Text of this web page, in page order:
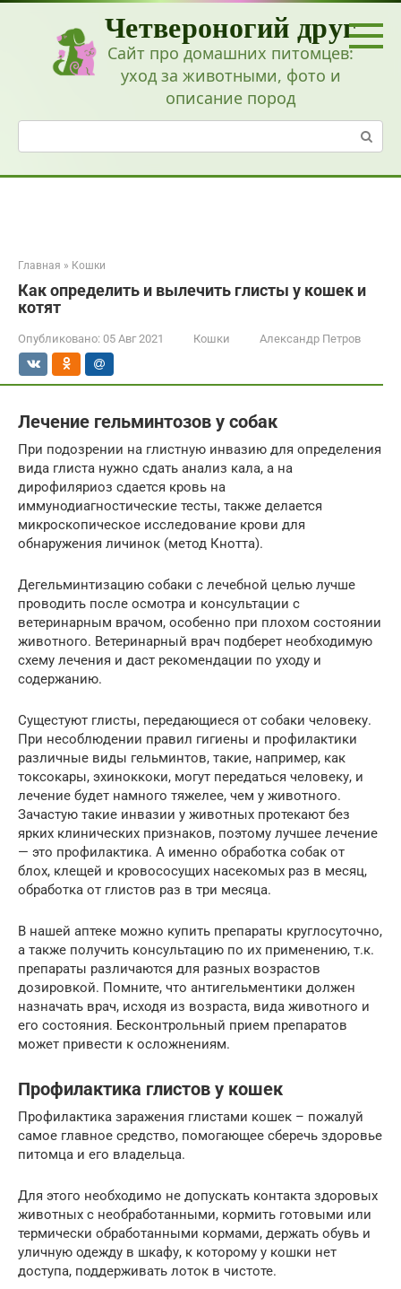
Перейти
Четвероногий друг
Сайт про домашних питомцев:
уход за животными, фото и
описание пород
Поиск:
Главная » Кошки
Как определить и вылечить глисты у кошек и
котят
Опубликовано: 05 Авг 2021 Кошки Александр Петров
Лечение гельминтозов у собак
При подозрении на глистную инвазию для определения
вида глиста нужно сдать анализ кала, а на
дирофиляриоз сдается кровь на
иммунодиагностические тесты, также делается
микроскопическое исследование крови для
обнаружения личинок (метод Кнотта).
Дегельминтизацию собаки с лечебной целью лучше
проводить после осмотра и консультации с
ветеринарным врачом, особенно при плохом состоянии
животного. Ветеринарный врач подберет необходимую
схему лечения и даст рекомендации по уходу и
содержанию.
Сущестуют глисты, передающиеся от собаки человеку.
При несоблюдении правил гигиены и профилактики
различные виды гельминтов, такие, например, как
токсокары, эхиноккоки, могут передаться человеку, и
лечение будет намного тяжелее, чем у животного.
Зачастую такие инвазии у животных протекают без
ярких клинических признаков, поэтому лучшее лечение
— это профилактика. А именно обработка собак от
блох, клещей и кровососущих насекомых раз в месяц,
обработка от глистов раз в три месяца.
В нашей аптеке можно купить препараты круглосуточно,
а также получить консультацию по их применению, т.к.
препараты различаются для разных возрастов
дозировкой. Помните, что антигельментики должен
назначать врач, исходя из возраста, вида животного и
его состояния. Бесконтрольный прием препаратов
может привести к осложнениям.
Профилактика глистов у кошек
Профилактика заражения глистами кошек – пожалуй
самое главное средство, помогающее сберечь здоровье
питомца и его владельца.
Для этого необходимо не допускать контакта здоровых
животных с необработанными, кормить готовыми или
термически обработанными кормами, держать обувь и
уличную одежду в шкафу, к которому у кошки нет
доступа, поддерживать лоток в чистоте.